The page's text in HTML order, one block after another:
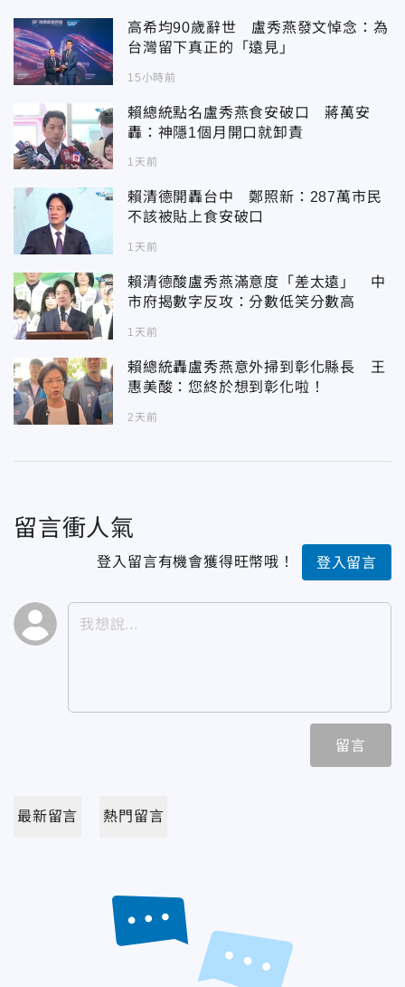
高希均90歲辭世 盧秀燕發文悼念：為
台灣留下真正的「遠見」
15小時前
賴總統點名盧秀燕食安破口 蔣萬安
轟：神隱1個月開口就卸責
1天前
賴清德開轟台中 鄭照新：287萬市民
不該被貼上食安破口
1天前
賴清德酸盧秀燕滿意度「差太遠」 中
市府揭數字反攻：分數低笑分數高
1天前
賴總統轟盧秀燕意外掃到彰化縣長 王
惠美酸：您終於想到彰化啦！
2天前
留言衝人氣
登入留言有機會獲得旺幣哦！ 登入留言
留言
最新留言 熱門留言